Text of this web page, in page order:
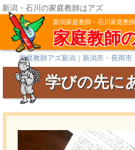
新潟家庭教師・石川家庭教師
家庭教師
新潟・石川の家庭教師はアズ
家庭教師アズ新潟｜新潟市・長岡市
学びの先に